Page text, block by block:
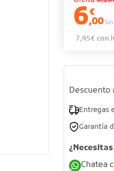
6€
,00
7,45€ con
Descuento
Entregas
Garantía
Chatea